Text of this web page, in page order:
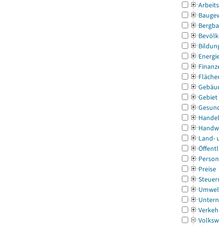
Gebiet
Land-
Preise